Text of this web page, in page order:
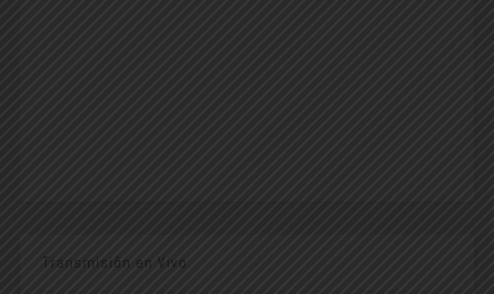
Transmisión en Vivo